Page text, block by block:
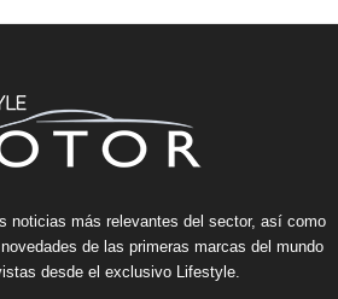
noticias más relevantes del sector, así como
de las primeras marcas del mundo
desde el exclusivo Lifestyle.